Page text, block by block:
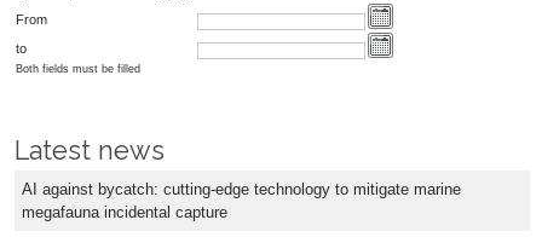
From
to
Both fields must be filled
Latest news
AI against bycatch: cutting-edge technology to mitigate marine
megafauna incidental capture